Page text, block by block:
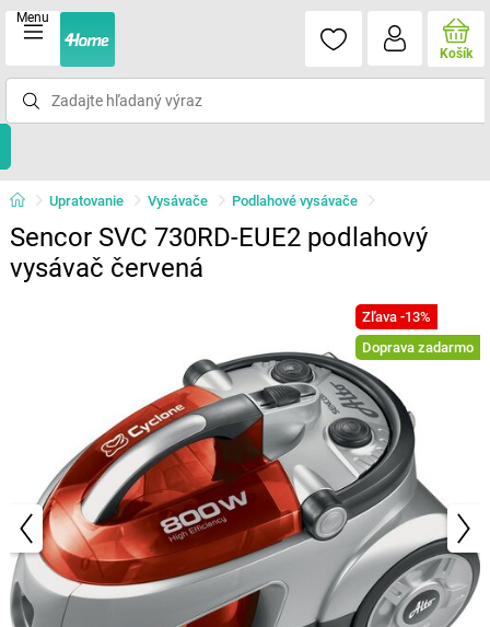
Menu
Košík
Upratovanie Vysávače Podlahové vysávače
Sencor SVC 730RD-EUE2 podlahový
vysávač červená
Zľava -13%
Doprava zadarmo